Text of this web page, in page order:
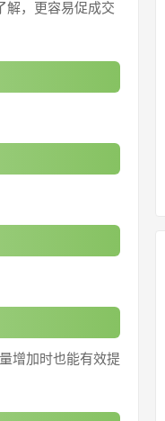
解，更容易促成交
增加时也能有效提